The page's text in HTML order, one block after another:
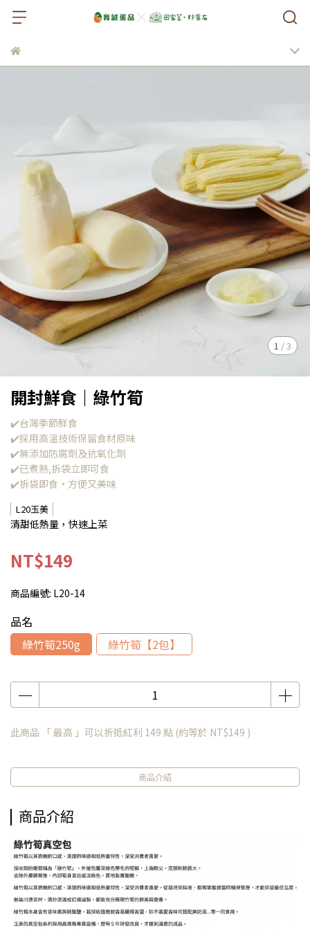
1 /3
開封鮮食｜綠竹筍
✔️台灣季節鮮食
✔️採用高溫技術保留食材原味
✔️無添加防腐劑及抗氧化劑
✔️已煮熟,拆袋立即可食
✔️拆袋即食·方便又美味
L20玉美
清甜低熱量，快速上菜
NT$149
商品編號: L20-14
品名
綠竹筍250g
綠竹筍【2包】
此商品 「 最高 」可以折抵紅利 149 點 (約等於 NT$149 )
商品介紹
商品介紹